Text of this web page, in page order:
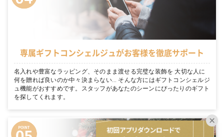
専属ギフトコンシェルジュがお客様を徹底サポート
名入れや豊富なラッピング、そのまま渡せる完璧な装飾を 大切な人に
何を贈れば良いのか中々決まらない… そんな方にはギフトコンシェルジ
ュ機能がおすすめです。スタッフがあなたのシーンにぴったりのギフト
を探してくれます。